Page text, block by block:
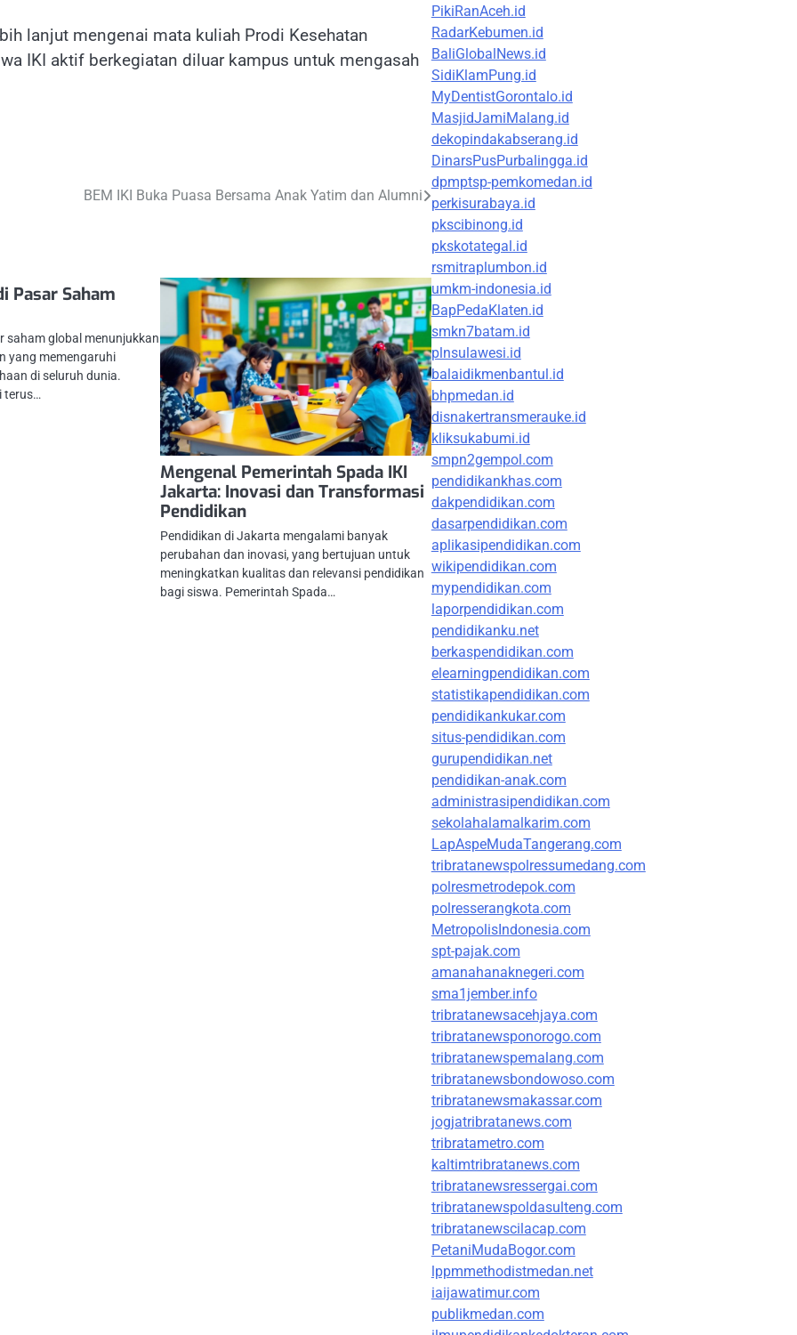
lanjut mengenai mata kuliah Prodi Kesehatan
IKI aktif berkegiatan diluar kampus untuk mengasah
BEM IKI Buka Puasa Bersama Anak Yatim dan Alumni
Pasar Saham
saham global menunjukkan
yang memengaruhi
di seluruh dunia.
terus…
Mengenal Pemerintah Spada IKI
Jakarta: Inovasi dan Transformasi
Pendidikan
Pendidikan di Jakarta mengalami banyak
perubahan dan inovasi, yang bertujuan untuk
meningkatkan kualitas dan relevansi pendidikan
bagi siswa. Pemerintah Spada…
PikiRanAceh.id
RadarKebumen.id
BaliGlobalNews.id
SidiKlamPung.id
MyDentistGorontalo.id
MasjidJamiMalang.id
dekopindakabserang.id
DinarsPusPurbalingga.id
dpmptsp-pemkomedan.id
perkisurabaya.id
pkscibinong.id
pkskotategal.id
rsmitraplumbon.id
umkm-indonesia.id
BapPedaKlaten.id
smkn7batam.id
plnsulawesi.id
balaidikmenbantul.id
bhpmedan.id
disnakertransmerauke.id
kliksukabumi.id
smpn2gempol.com
pendidikankhas.com
dakpendidikan.com
dasarpendidikan.com
aplikasipendidikan.com
wikipendidikan.com
mypendidikan.com
laporpendidikan.com
pendidikanku.net
berkaspendidikan.com
elearningpendidikan.com
statistikapendidikan.com
pendidikankukar.com
situs-pendidikan.com
gurupendidikan.net
pendidikan-anak.com
administrasipendidikan.com
sekolahalamalkarim.com
LapAspeMudaTangerang.com
tribratanewspolressumedang.com
polresmetrodepok.com
polresserangkota.com
MetropolisIndonesia.com
spt-pajak.com
amanahanaknegeri.com
sma1jember.info
tribratanewsacehjaya.com
tribratanewsponorogo.com
tribratanewspemalang.com
tribratanewsbondowoso.com
tribratanewsmakassar.com
jogjatribratanews.com
tribratametro.com
kaltimtribratanews.com
tribratanewsressergai.com
tribratanewspoldasulteng.com
tribratanewscilacap.com
PetaniMudaBogor.com
lppmmethodistmedan.net
iaijawatimur.com
publikmedan.com